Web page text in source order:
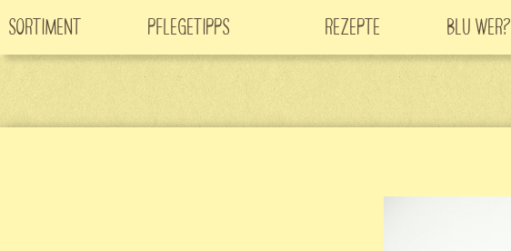
Sortiment
Neuheiten
Pflegetipps
CO -Klimabaum
Rezepte
Filme
Blu Wer?